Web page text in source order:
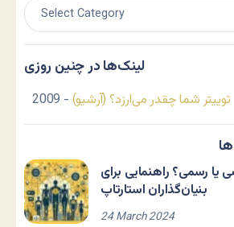
لینک‌ها در چنین روزی
توییتر شما چقدر می‌ارزد؟ (آرشیو) - 2009
رسمی؟ راهنمایی برای
بنیان‌گذاران استارتاپ
24 March 2024